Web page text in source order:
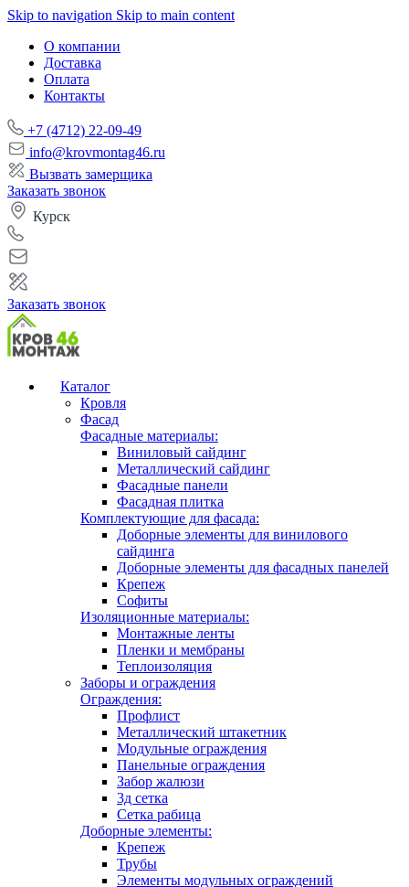
Skip to navigation Skip to main content
О компании
Доставка
Оплата
Контакты
+7 (4712) 22-09-49
info@krovmontag46.ru
Вызвать замерщика
Заказать звонок
Курск
Заказать звонок
Каталог
Кровля
Фасад
Фасадные материалы:
Виниловый сайдинг
Металлический сайдинг
Фасадные панели
Фасадная плитка
Комплектующие для фасада:
Доборные элементы для винилового
сайдинга
Доборные элементы для фасадных панелей
Крепеж
Софиты
Изоляционные материалы:
Монтажные ленты
Пленки и мембраны
Теплоизоляция
Заборы и ограждения
Ограждения:
Профлист
Металлический штакетник
Модульные ограждения
Панельные ограждения
Забор жалюзи
3д сетка
Сетка рабица
Доборные элементы:
Крепеж
Трубы
Элементы модульных ограждений